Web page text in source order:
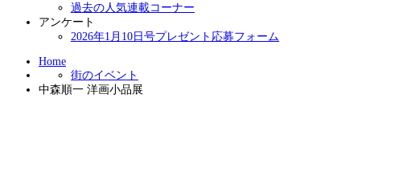
過去の人気連載コーナー
アンケート
2026年1月10日号プレゼント応募フォーム
Home
街のイベント
中森順一 洋画小品展